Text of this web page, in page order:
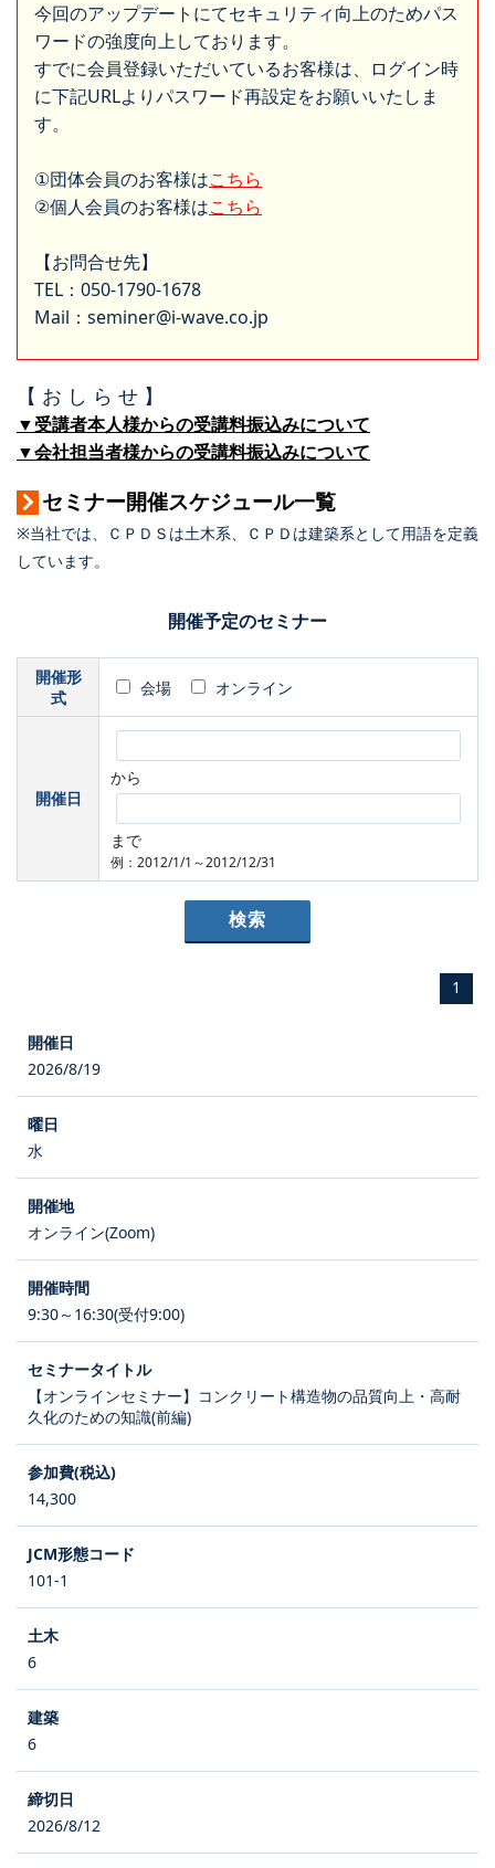
今回のアップデートにてセキュリティ向上のためパス
ワードの強度向上しております。
すでに会員登録いただいているお客様は、ログイン時
に下記URLよりパスワード再設定をお願いいたしま
す。
①団体会員のお客様はこちら
②個人会員のお客様はこちら
【お問合せ先】
TEL：050-1790-1678
Mail：seminer@i-wave.co.jp
【 お し ら せ 】
▼受講者本人様からの受講料振込みについて
▼会社担当者様からの受講料振込みについて
セミナー開催スケジュール一覧
※当社では、ＣＰＤＳは土木系、ＣＰＤは建築系として用語を定義
しています。
開催予定のセミナー
開催形
式
会場 オンライン
開催日
から
まで
例：2012/1/1～2012/12/31
1
2026/8/19
水
オンライン(Zoom)
9:30～16:30(受付9:00)
【オンラインセミナー】コンクリート構造物の品質向上・高耐
久化のための知識(前編)
14,300
101-1
6
6
2026/8/12